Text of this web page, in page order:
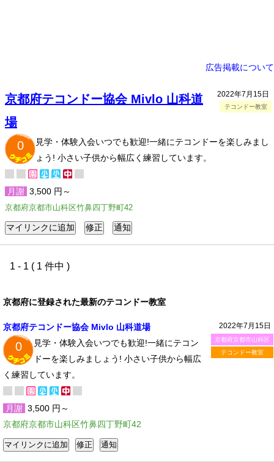
広告掲載について
2022年7月15日
テコンドー教室
京都府テコンドー協会 Mivlo 山科道
場
0
見学・体験入会いつでも歓迎!一緒にテコンドーを楽しみまし
ょう! 小さい子供から幅広く練習しています。
月謝 3,500 円～
京都府京都市山科区竹鼻四丁野町42
1 - 1 ( 1 件中 )
京都府に登録された最新のテコンドー教室
2022年7月15日
京都府京都市山科区
テコンドー教室
京都府テコンドー協会 Mivlo 山科道場
0
見学・体験入会いつでも歓迎!一緒にテコン
ドーを楽しみましょう! 小さい子供から幅広
く練習しています。
月謝 3,500 円～
京都府京都市山科区竹鼻四丁野町42